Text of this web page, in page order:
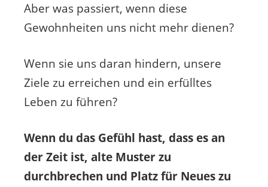
Aber was passiert, wenn diese
Gewohnheiten uns nicht mehr dienen?
Wenn sie uns daran hindern, unsere
Ziele zu erreichen und ein erfülltes
Leben zu führen?
Wenn du das Gefühl hast, dass es an
der Zeit ist, alte Muster zu
durchbrechen und Platz für Neues zu